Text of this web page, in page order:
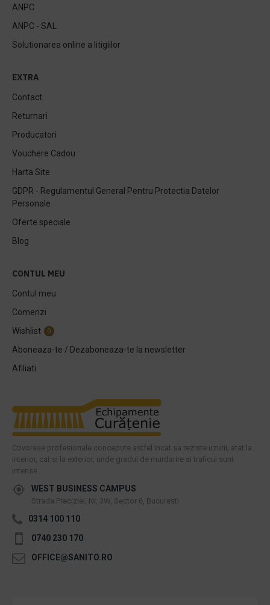
ANPC
ANPC - SAL
Solutionarea online a litigiilor
EXTRA
Contact
Returnari
Producatori
Vouchere Cadou
Harta Site
GDPR - Regulamentul General Pentru Protectia Datelor
Personale
Oferte speciale
Blog
CONTUL MEU
Contul meu
Comenzi
Wishlist
0
Aboneaza-te / Dezaboneaza-te la newsletter
Afiliati
Covorase profesionale concepute astfel incat sa reziste uzurii, atat la
interior, cat si la exterior, unde gradul de murdarire si traficul sunt
intense.
WEST BUSINESS CAMPUS
Strada Preciziei, Nr, 3W, Sector 6, Bucuresti
0314 100 110
0740 230 170
OFFICE@SANITO.RO